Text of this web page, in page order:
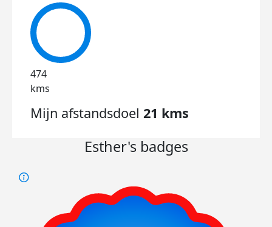
474
kms
Mijn afstandsdoel 21 kms
Esther's badges